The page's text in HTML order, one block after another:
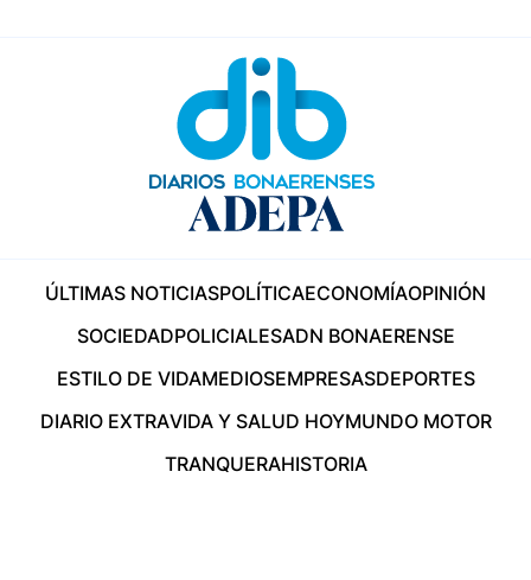
ÚLTIMAS NOTICIASPOLÍTICAECONOMÍAOPINIÓN
SOCIEDADPOLICIALESADN BONAERENSE
ESTILO DE VIDAMEDIOSEMPRESASDEPORTES
DIARIO EXTRAVIDA Y SALUD HOYMUNDO MOTOR
TRANQUERAHISTORIA